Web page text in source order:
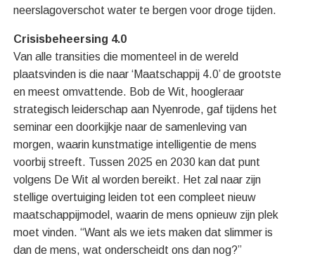
neerslagoverschot water te bergen voor droge tijden.
Crisisbeheersing 4.0
Van alle transities die momenteel in de wereld
plaatsvinden is die naar ‘Maatschappij 4.0’ de grootste
en meest omvattende. Bob de Wit, hoogleraar
strategisch leiderschap aan Nyenrode, gaf tijdens het
seminar een doorkijkje naar de samenleving van
morgen, waarin kunstmatige intelligentie de mens
voorbij streeft. Tussen 2025 en 2030 kan dat punt
volgens De Wit al worden bereikt. Het zal naar zijn
stellige overtuiging leiden tot een compleet nieuw
maatschappijmodel, waarin de mens opnieuw zijn plek
moet vinden. “Want als we iets maken dat slimmer is
dan de mens, wat onderscheidt ons dan nog?”